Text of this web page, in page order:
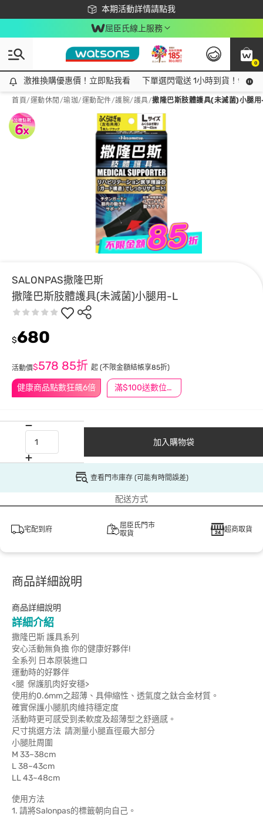
本期活動詳情請點我
下載app最高回饋$350
屈臣氏線上服務
0
激推換購優惠價！立即點我看
激推換購優惠價！立即點我看 下單選閃電送 1小時到貨！領神
首頁/運動休閒 /瑜珈/運動配件/護腕/護具/撒隆巴斯肢體護具(未滅菌)小腿
SALONPAS撒隆巴斯
撒隆巴斯肢體護具(未滅菌)小腿用-L
健康商品點數狂飆6倍 滿$100送數位印花
$680
活動價$578 85折 起 (不限金額結帳享85折)
加入購物袋
查看門市庫存 (可能有時間誤差)
配送方式
宅配到府
屈臣氏門市
取貨
超商取貨
商品詳細說明
商品詳細說明
詳細介紹
撒隆巴斯 護具系列
安心活動無負擔 你的健康好夥伴!
全系列 日本原裝進口
運動時的好夥伴
<腿 保護肌肉好安穩>
使用約0.6mm之超薄、具伸縮性、透氣度之鈦合金材質。
確實保護小腿肌肉維持穩定度
活動時更可感受到柔軟度及超薄型之舒適感。
尺寸挑選方法 請測量小腿直徑最大部分
小腿肚周圍
M 33~38cm
L 38~43cm
LL 43~48cm
使用方法
1. 請將Salonpas的標籤朝向自己。